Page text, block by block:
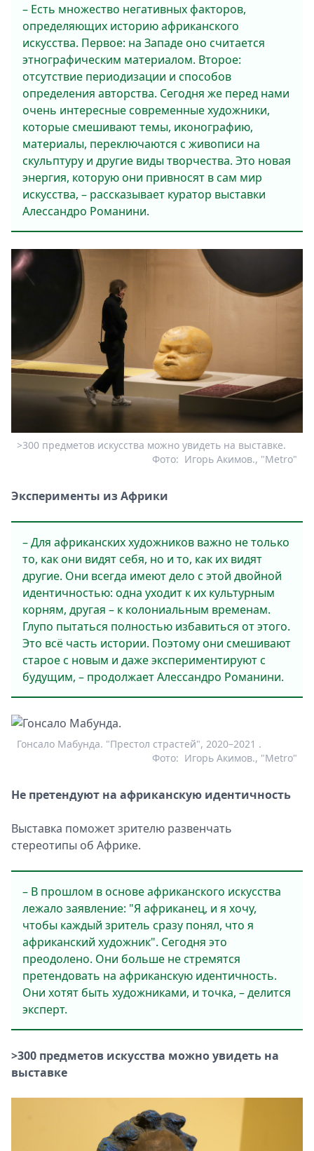
– Есть множество негативных факторов,
определяющих историю африканского
искусства. Первое: на Западе оно считается
этнографическим материалом. Второе:
отсутствие периодизации и способов
определения авторства. Сегодня же перед нами
очень интересные современные художники,
которые смешивают темы, иконографию,
материалы, переключаются с живописи на
скульптуру и другие виды творчества. Это новая
энергия, которую они привносят в сам мир
искусства, – рассказывает куратор выставки
Алессандро Романини.
>300 предметов искусства можно увидеть на выставке.
Игорь Акимов., "Metro"
Фото:
Эксперименты из Африки
– Для африканских художников важно не только
то, как они видят себя, но и то, как их видят
другие. Они всегда имеют дело с этой двойной
идентичностью: одна уходит к их культурным
корням, другая – к колониальным временам.
Глупо пытаться полностью избавиться от этого.
Это всё часть истории. Поэтому они смешивают
старое с новым и даже экспериментируют с
будущим, – продолжает Алессандро Романини.
Гонсало Мабунда. "Престол страстей", 2020–2021 .
Игорь Акимов., "Metro"
Фото:
Не претендуют на африканскую идентичность
Выставка поможет зрителю развенчать
стереотипы об Африке.
– В прошлом в основе африканского искусства
лежало заявление: "Я африканец, и я хочу,
чтобы каждый зритель сразу понял, что я
африканский художник". Сегодня это
преодолено. Они больше не стремятся
претендовать на африканскую идентичность.
Они хотят быть художниками, и точка, – делится
эксперт.
>300 предметов искусства можно увидеть на
выставке